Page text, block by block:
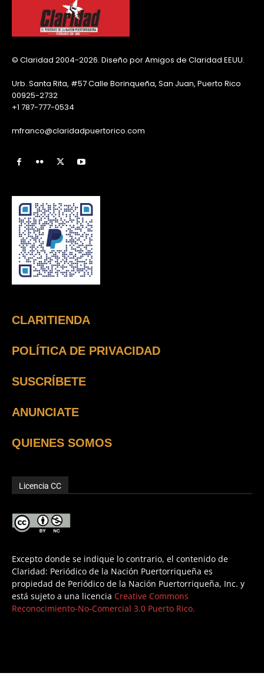
© Claridad 2004-2026. Diseño por Amigos de Claridad EEUU.
Urb. Santa Rita, #57 Calle Borinqueña, San Juan, Puerto Rico
00925-2732
+1 787-777-0534
mfranco@claridadpuertorico.com
CLARITIENDA
POLÍTICA DE PRIVACIDAD
SUSCRÍBETE
ANUNCIATE
QUIENES SOMOS
Licencia CC
Excepto donde se indique lo contrario, el contenido de
Claridad: Periódico de la Nación Puertorriqueña es
propiedad de Periódico de la Nación Puertorriqueña, Inc. y
está sujeto a una licencia Creative Commons
Reconocimiento-No-Comercial 3.0 Puerto Rico.